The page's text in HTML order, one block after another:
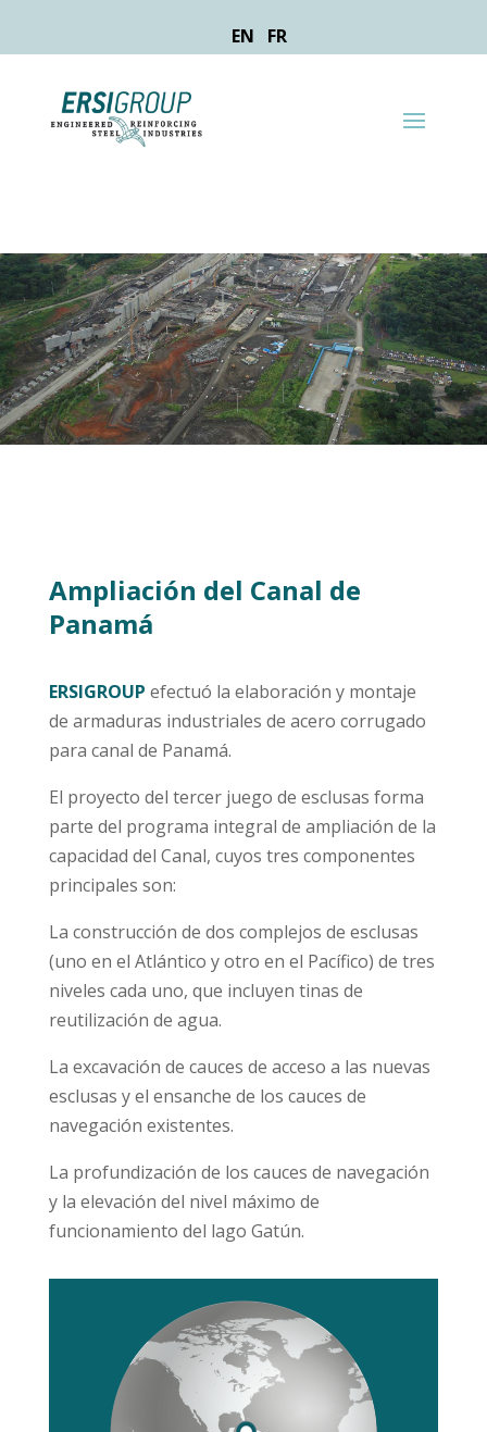
EN FR
Ampliación del Canal de
Panamá
ERSIGROUP efectuó la elaboración y montaje
de armaduras industriales de acero corrugado
para canal de Panamá.
El proyecto del tercer juego de esclusas forma
parte del programa integral de ampliación de la
capacidad del Canal, cuyos tres componentes
principales son:
La construcción de dos complejos de esclusas
(uno en el Atlántico y otro en el Pacífico) de tres
niveles cada uno, que incluyen tinas de
reutilización de agua.
La excavación de cauces de acceso a las nuevas
esclusas y el ensanche de los cauces de
navegación existentes.
La profundización de los cauces de navegación
y la elevación del nivel máximo de
funcionamiento del lago Gatún.